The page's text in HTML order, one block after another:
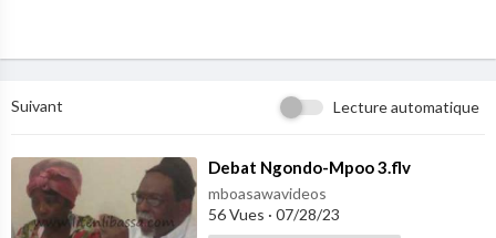
Suivant Lecture automatique
⁣Debat Ngondo-Mpoo 3.flv
mboasawavideos
56 Vues · 07/28/23